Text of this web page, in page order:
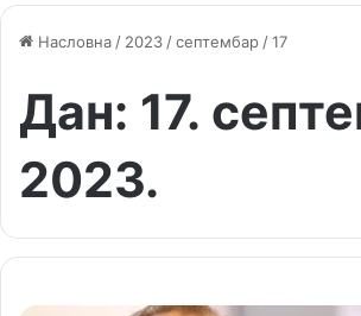
Насловна / 2023 /септембар /17
Дан: 17.
2023.